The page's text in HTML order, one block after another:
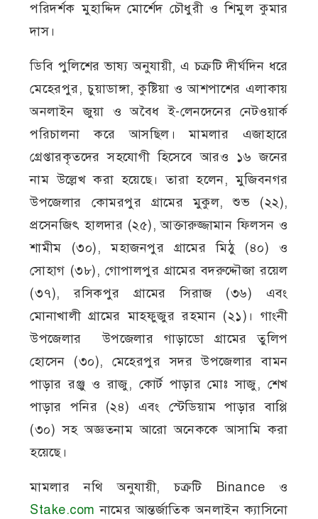
পরিদর্শক মুহাদ্দিদ মোর্শেদ চৌধুরী ও শিমুল কুমার
দাস।
ডিবি পুলিশের ভাষ্য অনুযায়ী, এ চক্রটি দীর্ঘদিন ধরে
মেহেরপুর, চুয়াডাঙ্গা, কুষ্টিয়া ও আশপাশের এলাকায়
অনলাইন জুয়া ও অবৈধ ই-লেনদেনের নেটওয়ার্ক
পরিচালনা করে আসছিল। মামলার এজাহারে
গ্রেপ্তারকৃতদের সহযোগী হিসেবে আরও ১৬ জনের
নাম উল্লেখ করা হয়েছে। তারা হলেন, মুজিবনগর
উপজেলার কোমরপুর গ্রামের মুকুল, শুভ (২২),
প্রসেনজিৎ হালদার (২৫), আক্তারুজ্জামান ফিলসন ও
শামীম (৩০), মহাজনপুর গ্রামের মিঠু (৪০) ও
সোহাগ (৩৮), গোপালপুর গ্রামের বদরুদ্দৌজা রয়েল
(৩৭), রসিকপুর গ্রামের সিরাজ (৩৬) এবং
মোনাখালী গ্রামের মাহফুজুর রহমান (২১)। গাংনী
উপজেলার উপজেলার গাড়াডো গ্রামের তুলিপ
হোসেন (৩০), মেহেরপুর সদর উপজেলার বামন
পাড়ার রঞ্জু ও রাজু, কোর্ট পাড়ার মোঃ সাজু, শেখ
পাড়ার পনির (২৪) এবং স্টেডিয়াম পাড়ার বাপ্পি
(৩০) সহ অজ্ঞতনাম আরো অনেককে আসামি করা
হয়েছে।
মামলার নথি অনুযায়ী, চক্রটি Binance ও
Stake.com নামের আন্তর্জাতিক অনলাইন ক্যাসিনো